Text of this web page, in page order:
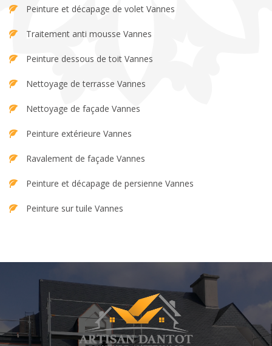
Peinture et décapage de volet Vannes
Traitement anti mousse Vannes
Peinture dessous de toit Vannes
Nettoyage de terrasse Vannes
Nettoyage de façade Vannes
Peinture extérieure Vannes
Ravalement de façade Vannes
Peinture et décapage de persienne Vannes
Peinture sur tuile Vannes